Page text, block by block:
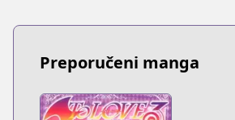
Preporučeni manga